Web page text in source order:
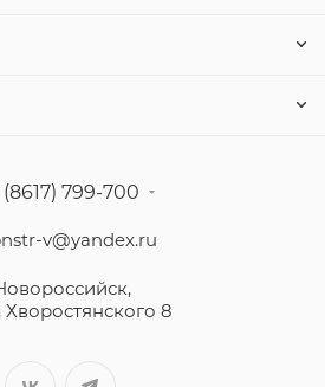
(8617) 799-700
v@yandex.ru
Хворостянского 8